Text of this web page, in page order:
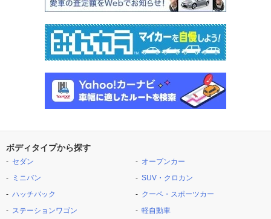
ボディタイプから探す
セダン
ミニバン
ハッチバック
ステーションワゴン
オープンカー
SUV・クロカン
クーペ・スポーツカー
軽自動車